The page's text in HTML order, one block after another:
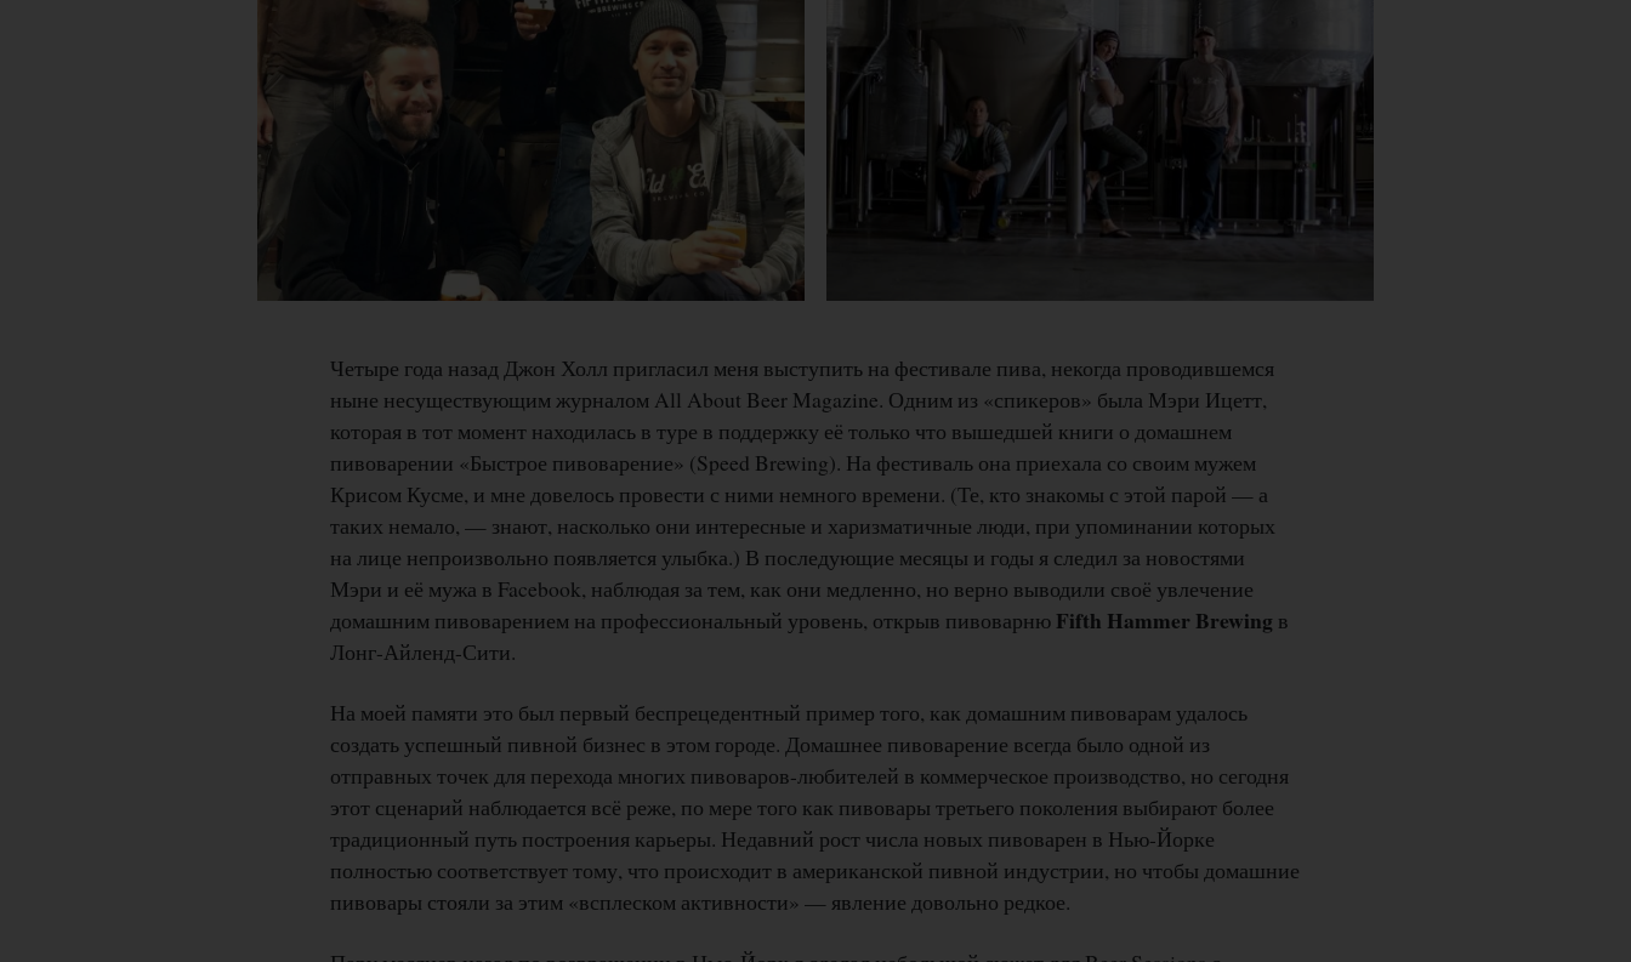
Четыре года назад Джон Холл пригласил меня выступить на фестивале пива, некогда проводившемся
ныне несуществующим журналом All About Beer Magazine. Одним из «спикеров» была Мэри Ицетт,
которая в тот момент находилась в туре в поддержку её только что вышедшей книги о домашнем
пивоварении «Быстрое пивоварение» (Speed Brewing). На фестиваль она приехала со своим мужем
Крисом Кусме, и мне довелось провести с ними немного времени. (Те, кто знакомы с этой парой — а
таких немало, — знают, насколько они интересные и харизматичные люди, при упоминании которых
на лице непроизвольно появляется улыбка.) В последующие месяцы и годы я следил за новостями
Мэри и её мужа в Facebook, наблюдая за тем, как они медленно, но верно выводили своё увлечение
домашним пивоварением на профессиональный уровень, открыв пивоварню Fifth Hammer Brewing в
Лонг-Айленд-Сити.
На моей памяти это был первый беспрецедентный пример того, как домашним пивоварам удалось
создать успешный пивной бизнес в этом городе. Домашнее пивоварение всегда было одной из
отправных точек для перехода многих пивоваров-любителей в коммерческое производство, но сегодня
этот сценарий наблюдается всё реже, по мере того как пивовары третьего поколения выбирают более
традиционный путь построения карьеры. Недавний рост числа новых пивоварен в Нью-Йорке
полностью соответствует тому, что происходит в американской пивной индустрии, но чтобы домашние
пивовары стояли за этим «всплеском активности» — явление довольно редкое.